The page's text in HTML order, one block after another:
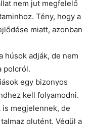
nem jut megfelelő
Tény, hogy a
miatt, azonban
húsok adják, de nem
polcról.
egy bizonyos
kell folyamodni.
megjelennek, de
glutént. Végül a